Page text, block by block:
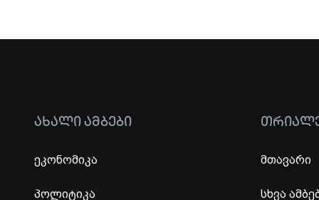
ᲐᲮᲐᲚᲘ ᲐᲛᲑᲔᲑᲘ
ეკონომიკა
პოლიტიკა
მთავარი
სხვა